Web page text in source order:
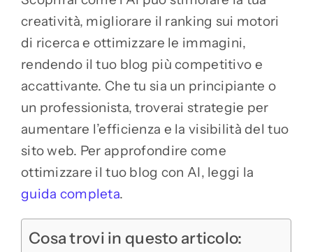
creatività, migliorare il ranking sui motori
di ricerca e ottimizzare le immagini,
rendendo il tuo blog più competitivo e
accattivante. Che tu sia un principiante o
un professionista, troverai strategie per
aumentare l’efficienza e la visibilità del tuo
sito web. Per approfondire come
ottimizzare il tuo blog con AI, leggi la
guida completa.
Cosa trovi in questo articolo: